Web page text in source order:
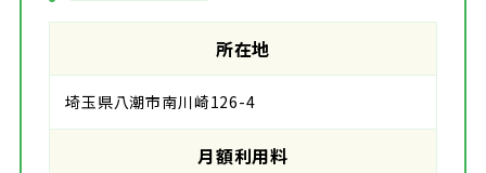
所在地
埼玉県八潮市南川崎126-4
月額利用料